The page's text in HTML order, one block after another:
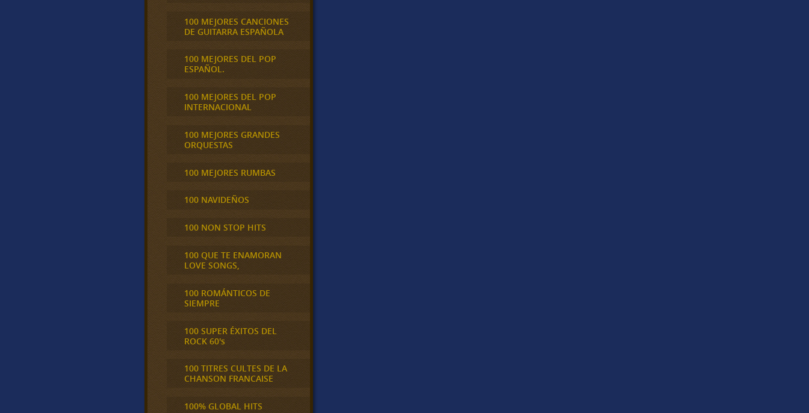
100 MEJORES CANCIONES
DE GUITARRA ESPAÑOLA
100 MEJORES DEL POP
ESPAÑOL.
100 MEJORES DEL POP
INTERNACIONAL
100 MEJORES GRANDES
ORQUESTAS
100 MEJORES RUMBAS
100 NAVIDEÑOS
100 NON STOP HITS
100 QUE TE ENAMORAN
LOVE SONGS,
100 ROMÁNTICOS DE
SIEMPRE
100 SUPER ÉXITOS DEL
ROCK 60's
100 TITRES CULTES DE LA
CHANSON FRANCAISE
100% GLOBAL HITS